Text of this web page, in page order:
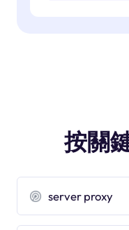
按關
server proxy